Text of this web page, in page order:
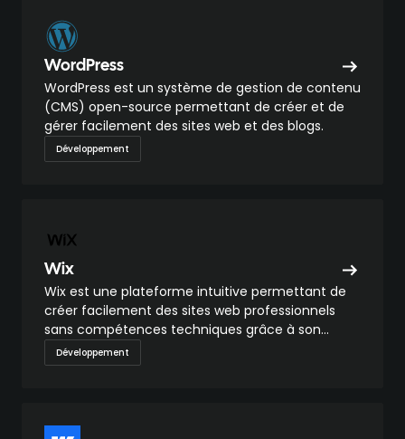
WordPress
WordPress est un système de gestion de contenu
(CMS) open-source permettant de créer et de
gérer facilement des sites web et des blogs.
Développement
Wix
Wix est une plateforme intuitive permettant de
créer facilement des sites web professionnels
sans compétences techniques grâce à son
éditeur glisser-déposer.
Développement